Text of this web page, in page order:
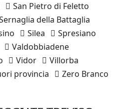
San Pietro di Feletto
della Battaglia
Silea
Spresiano
Valdobbiadene
Vidor
Villorba
provincia Zero Branco